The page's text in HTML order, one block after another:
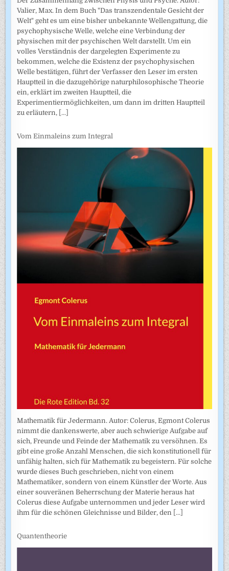
Valier, Max. In dem Buch "Das transzendentale Gesicht der
Welt" geht es um eine bisher unbekannte Wellengattung, die
psychophysische Welle, welche eine Verbindung der
physischen mit der psychischen Welt darstellt. Um ein
volles Verständnis der dargelegten Experimente zu
bekommen, welche die Existenz der psychophysischen
Welle bestätigen, führt der Verfasser den Leser im ersten
Hauptteil in die dazugehörige naturphilosophische Theorie
ein, erklärt im zweiten Hauptteil, die
Experimentiermöglichkeiten, um dann im dritten Hauptteil
zu erläutern, [...]
Vom Einmaleins zum Integral
Mathematik für Jedermann. Autor: Colerus, Egmont Colerus
nimmt die dankenswerte, aber auch schwierige Aufgabe auf
sich, Freunde und Feinde der Mathematik zu versöhnen. Es
gibt eine große Anzahl Menschen, die sich konstitutionell für
unfähig halten, sich für Mathematik zu begeistern. Für solche
wurde dieses Buch geschrieben, nicht von einem
Mathematiker, sondern von einem Künstler der Worte. Aus
einer souveränen Beherrschung der Materie heraus hat
Colerus diese Aufgabe unternommen und jeder Leser wird
ihm für die schönen Gleichnisse und Bilder, den [...]
Quantentheorie